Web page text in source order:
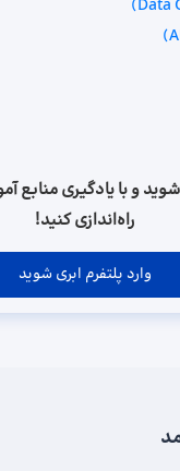
شوید و با یادگیری منابع
راه‌اندازی کنید!
وارد پلتفرم ابری شوید